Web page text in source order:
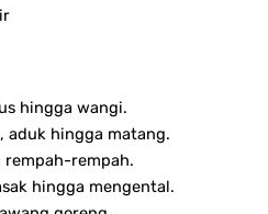
hingga wangi.
aduk hingga matang.
rempah-rempah.
hingga mengental.